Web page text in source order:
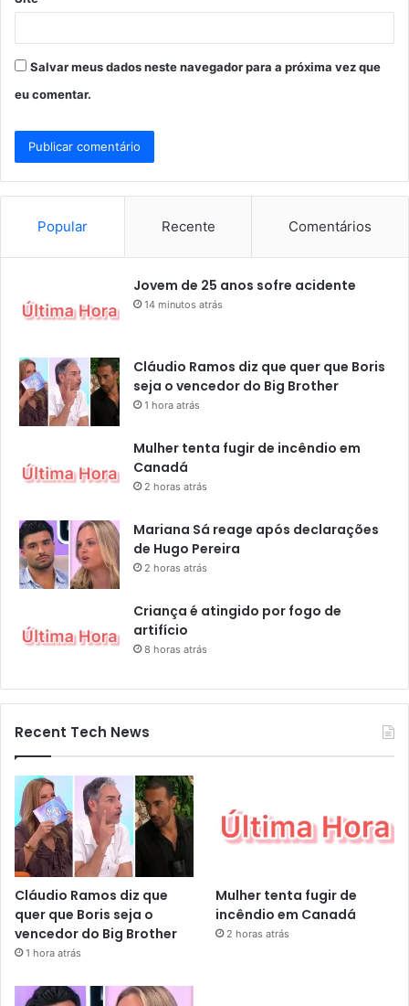
Salvar meus dados neste navegador para a próxima vez que
eu comentar.
Popular Recente Comentários
Jovem de 25 anos sofre acidente
14 minutos atrás
Cláudio Ramos diz que quer que Boris
seja o vencedor do Big Brother
1 hora atrás
Mulher tenta fugir de incêndio em
Canadá
2 horas atrás
Mariana Sá reage após declarações
de Hugo Pereira
2 horas atrás
Criança é atingido por fogo de
artifício
8 horas atrás
Recent Tech News
Cláudio Ramos diz que
quer que Boris seja o
vencedor do Big Brother
1 hora atrás
Mulher tenta fugir de
incêndio em Canadá
2 horas atrás